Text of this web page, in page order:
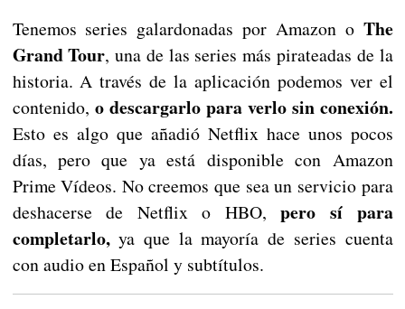
Tenemos series galardonadas por Amazon o The
Grand Tour, una de las series más pirateadas de la
historia. A través de la aplicación podemos ver el
contenido, o descargarlo para verlo sin conexión.
Esto es algo que añadió Netflix hace unos pocos
días, pero que ya está disponible con Amazon
Prime Vídeos. No creemos que sea un servicio para
deshacerse de Netflix o HBO,pero sí para
completarlo,ya que la mayoría de series cuenta
con audio en Español y subtítulos.